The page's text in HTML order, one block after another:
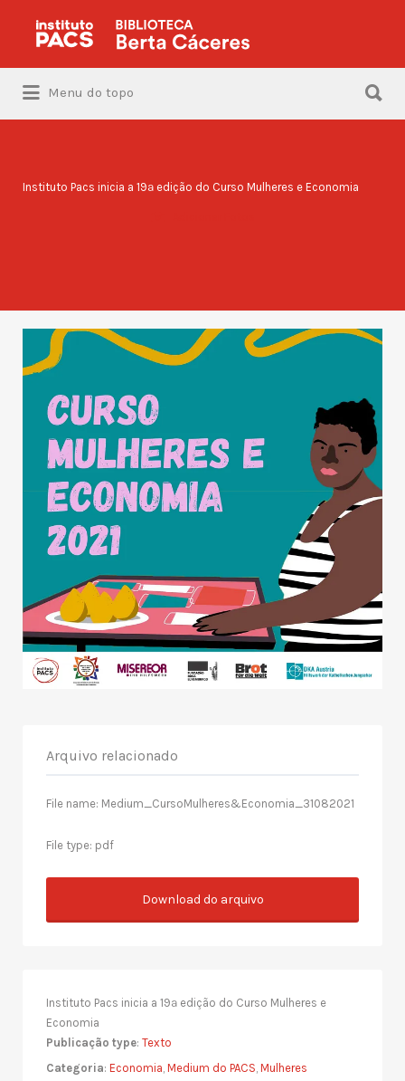
Procurar:
Menu do topo
Instituto Pacs inicia a 19ª edição do Curso Mulheres e Economia
Arquivo relacionado
File name: Medium_CursoMulheres&Economia_31082021
File type: pdf
Download do arquivo
Instituto Pacs inicia a 19ª edição do Curso Mulheres e
Economia
Publicação type: Texto
Categoria: Economia, Medium do PACS, Mulheres